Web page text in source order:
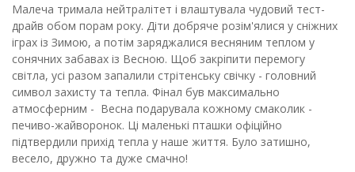
Малеча тримала нейтралітет і влаштувала чудовий тест-
драйв обом порам року. Діти добряче розім'ялися у сніжних
іграх із Зимою, а потім заряджалися весняним теплом у
сонячних забавах із Весною. Щоб закріпити перемогу
світла, усі разом запалили стрітенську свічку - головний
символ захисту та тепла. Фінал був максимально
атмосферним - Весна подарувала кожному смаколик -
печиво-жайворонок. Ці маленькі пташки офіційно
підтвердили прихід тепла у наше життя. Було затишно,
весело, дружно та дуже смачно!